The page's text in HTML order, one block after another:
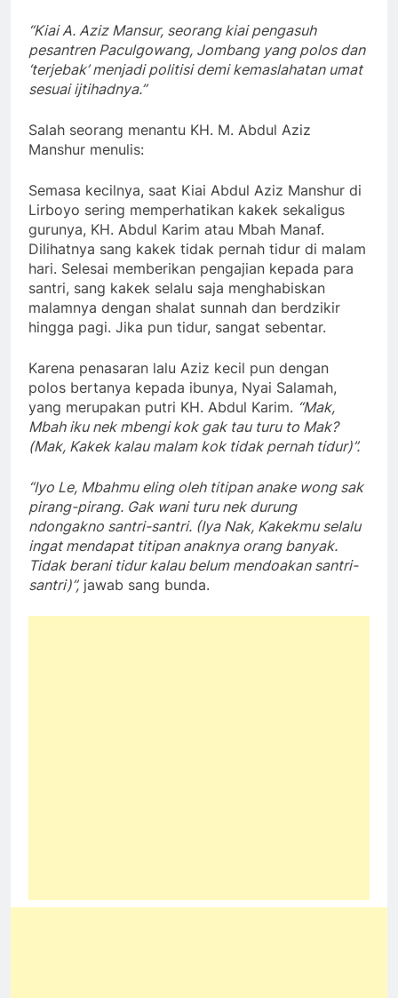
“Kiai A. Aziz Mansur, seorang kiai pengasuh
pesantren Paculgowang, Jombang yang polos dan
‘terjebak’ menjadi politisi demi kemaslahatan umat
sesuai ijtihadnya.”
Salah seorang menantu KH. M. Abdul Aziz
Manshur menulis:
Semasa kecilnya, saat Kiai Abdul Aziz Manshur di
Lirboyo sering memperhatikan kakek sekaligus
gurunya, KH. Abdul Karim atau Mbah Manaf.
Dilihatnya sang kakek tidak pernah tidur di malam
hari. Selesai memberikan pengajian kepada para
santri, sang kakek selalu saja menghabiskan
malamnya dengan shalat sunnah dan berdzikir
hingga pagi. Jika pun tidur, sangat sebentar.
Karena penasaran lalu Aziz kecil pun dengan
polos bertanya kepada ibunya, Nyai Salamah,
yang merupakan putri KH. Abdul Karim. “Mak,
Mbah iku nek mbengi kok gak tau turu to Mak?
(Mak, Kakek kalau malam kok tidak pernah tidur)”.
“Iyo Le, Mbahmu eling oleh titipan anake wong sak
pirang-pirang. Gak wani turu nek durung
ndongakno santri-santri. (Iya Nak, Kakekmu selalu
ingat mendapat titipan anaknya orang banyak.
Tidak berani tidur kalau belum mendoakan santri-
santri)”, jawab sang bunda.